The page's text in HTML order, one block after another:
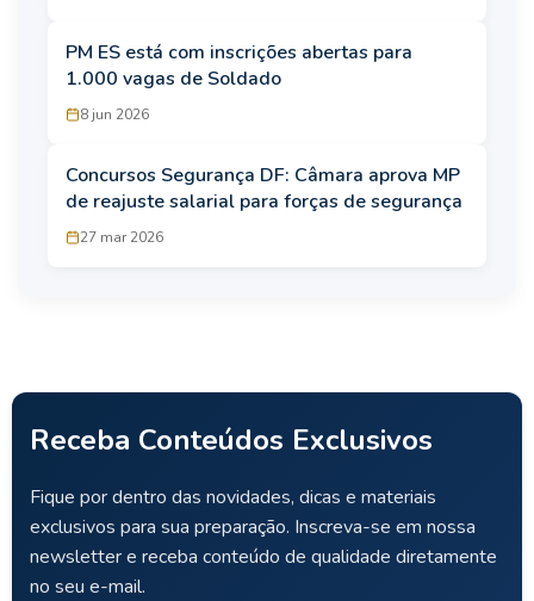
PM ES está com inscrições abertas para
1.000 vagas de Soldado
8 jun 2026
Concursos Segurança DF: Câmara aprova MP
de reajuste salarial para forças de segurança
27 mar 2026
Receba Conteúdos Exclusivos
Fique por dentro das novidades, dicas e materiais
exclusivos para sua preparação. Inscreva-se em nossa
newsletter e receba conteúdo de qualidade diretamente
no seu e-mail.